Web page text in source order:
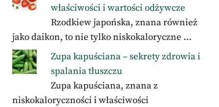
właściwości i wartości odżywcze
Rzodkiew japońska, znana również
jako daikon, to nie tylko niskokaloryczne …
Zupa kapuściana – sekrety zdrowia i
spalania tłuszczu
Zupa kapuściana, znana z
niskokaloryczności i właściwości